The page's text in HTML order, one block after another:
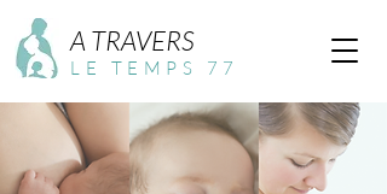
LE TEMPS 77
A TRAVERS